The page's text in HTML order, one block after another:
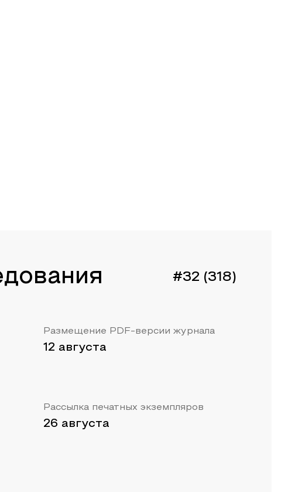
#32 (318)
Размещение PDF-версии журнала
12 августа
Рассылка печатных экземпляров
26 августа